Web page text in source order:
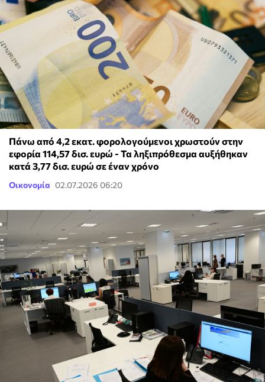
Πάνω από 4,2 εκατ. φορολογούμενοι χρωστούν στην
εφορία 114,57 δισ. ευρώ - Τα ληξιπρόθεσμα αυξήθηκαν
κατά 3,77 δισ. ευρώ σε έναν χρόνο
Οικονομία 02.07.2026 06:20